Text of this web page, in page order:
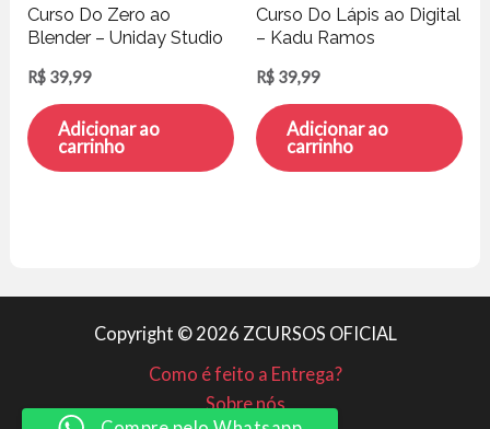
Curso Do Zero ao
Blender – Uniday Studio
R$ 39,99
Adicionar ao
carrinho
Curso Do Lápis ao Digital
– Kadu Ramos
R$ 39,99
Adicionar ao
carrinho
Copyright © 2026 ZCURSOS OFICIAL
Como é feito a Entrega?
Sobre nós